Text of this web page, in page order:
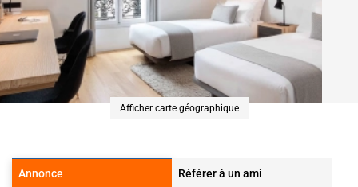
Afficher carte géographique
Annonce Référer à un ami